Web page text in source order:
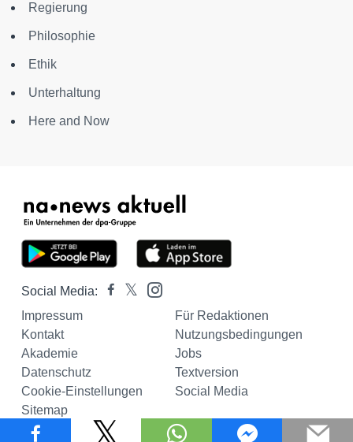
Regierung
Philosophie
Ethik
Unterhaltung
Here and Now
Social Media:
Impressum
Für Redaktionen
Kontakt
Nutzungsbedingungen
Akademie
Jobs
Datenschutz
Textversion
Cookie-Einstellungen
Social Media
Sitemap